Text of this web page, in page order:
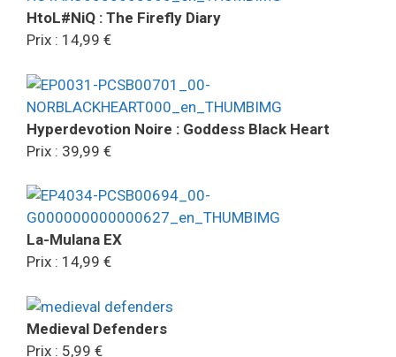
HtoL#NiQ : The Firefly Diary
Prix : 14,99 €
Hyperdevotion Noire : Goddess Black Heart
Prix : 39,99 €
La-Mulana EX
Prix : 14,99 €
Medieval Defenders
Prix : 5,99 €